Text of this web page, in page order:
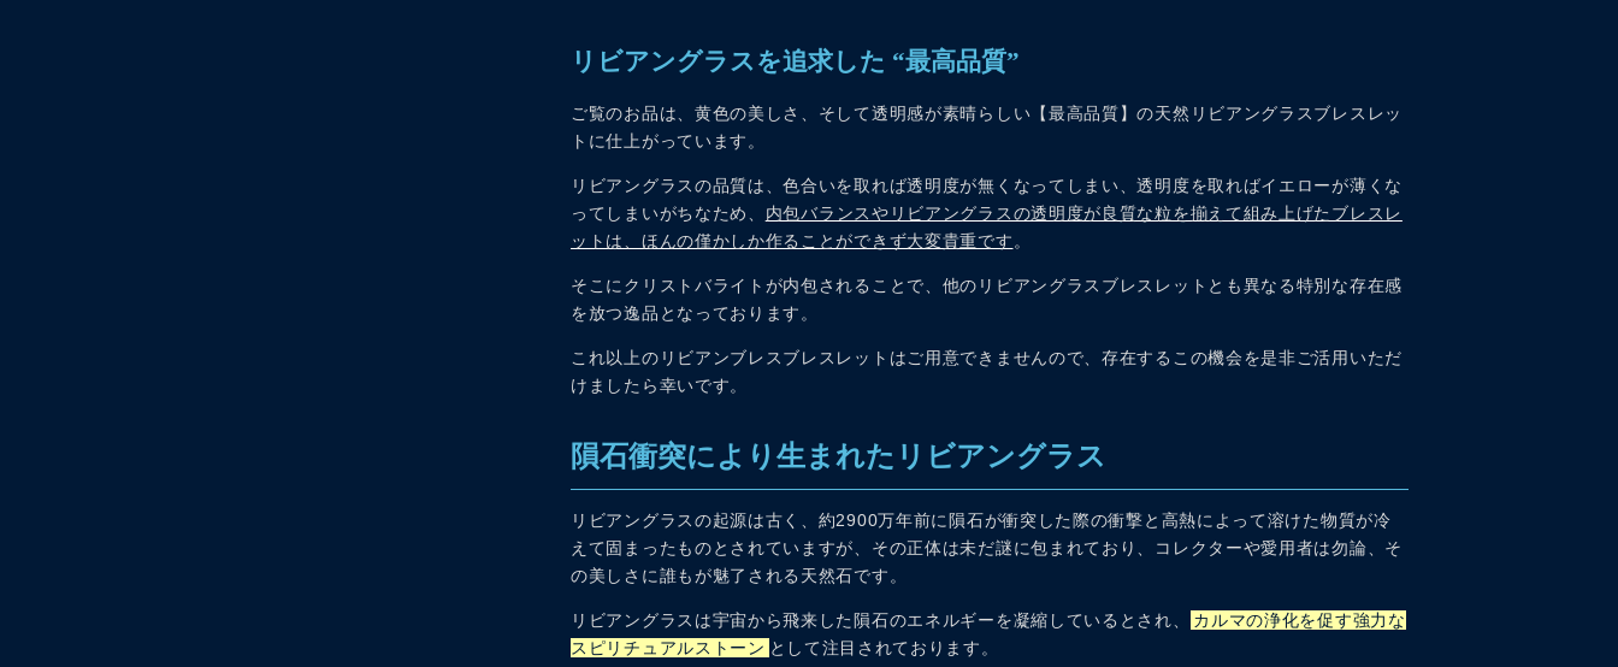
リビアングラスを追求した “最高品質”
ご覧のお品は、黄色の美しさ、そして透明感が素晴らしい【最高品質】の天然リビアングラスブレスレッ
トに仕上がっています。
リビアングラスの品質は、色合いを取れば透明度が無くなってしまい、透明度を取ればイエローが薄くな
ってしまいがちなため、 内包バランスやリビアングラスの透明度が良質な粒を揃えて組み上げたブレスレ
ットは、ほんの僅かしか作ることができず大変貴重です 。
そこにクリストバライトが内包されることで、他のリビアングラスブレスレットとも異なる特別な存在感
を放つ逸品となっております。
これ以上のリビアンブレスブレスレットはご用意できませんので、存在するこの機会を是非ご活用いただ
けましたら幸いです。
隕石衝突により生まれたリビアングラス
リビアングラスの起源は古く、約2900万年前に隕石が衝突した際の衝撃と高熱によって溶けた物質が冷
えて固まったものとされていますが、その正体は未だ謎に包まれており、コレクターや愛用者は勿論、そ
の美しさに誰もが魅了される天然石です。
リビアングラスは宇宙から飛来した隕石のエネルギーを凝縮しているとされ、
カルマの浄化を促す強力な
スピリチュアルストーン として注目されております。